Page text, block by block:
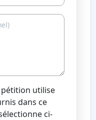
pétition utilise
dans ce
ci-